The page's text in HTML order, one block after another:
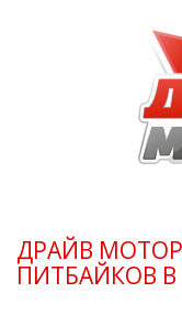
ДРАЙВ
ПИТБАЙКОВ В